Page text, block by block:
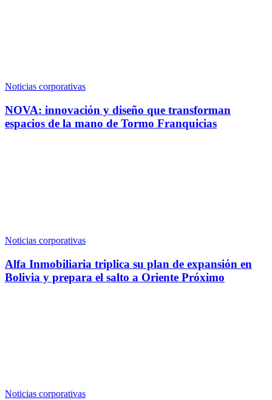
Noticias corporativas
NOVA: innovación y diseño que transforman
espacios de la mano de Tormo Franquicias
Noticias corporativas
Alfa Inmobiliaria triplica su plan de expansión en
Bolivia y prepara el salto a Oriente Próximo
Noticias corporativas